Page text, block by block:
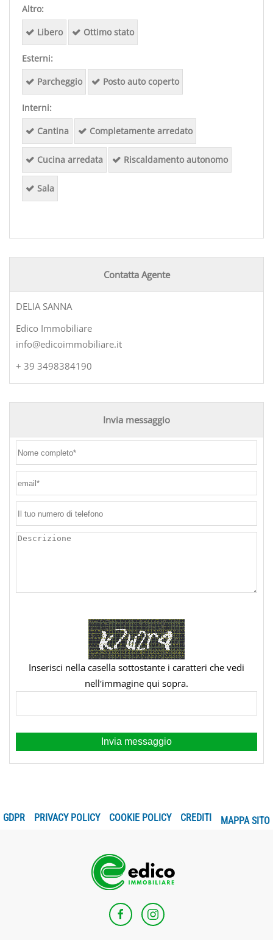
Altro:
Libero
Ottimo stato
Esterni:
Parcheggio
Posto auto coperto
Interni:
Cantina
Completamente arredato
Cucina arredata Riscaldamento autonomo
Sala
Contatta Agente
DELIA SANNA
Edico Immobiliare
info@edicoimmobiliare.it
+ 39 3498384190
Invia messaggio
Inserisci nella casella sottostante i caratteri che vedi
nellʹimmagine qui sopra.
GDPR PRIVACY POLICY COOKIE POLICY CREDITI MAPPA SITO